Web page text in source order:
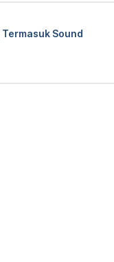
Sound